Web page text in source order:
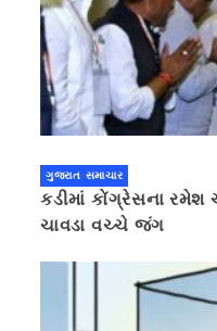
ગુજરાત સમાચાર
કડીમાં કોંગ્રેસના રમેશ
ચાવડા વચ્ચે જંગ